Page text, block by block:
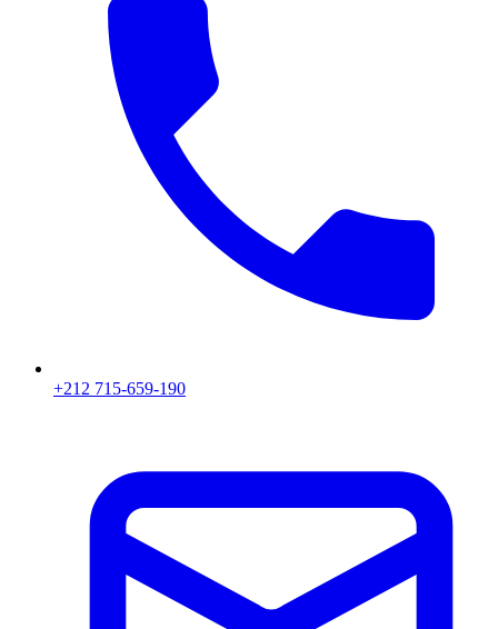
+212 715-659-190